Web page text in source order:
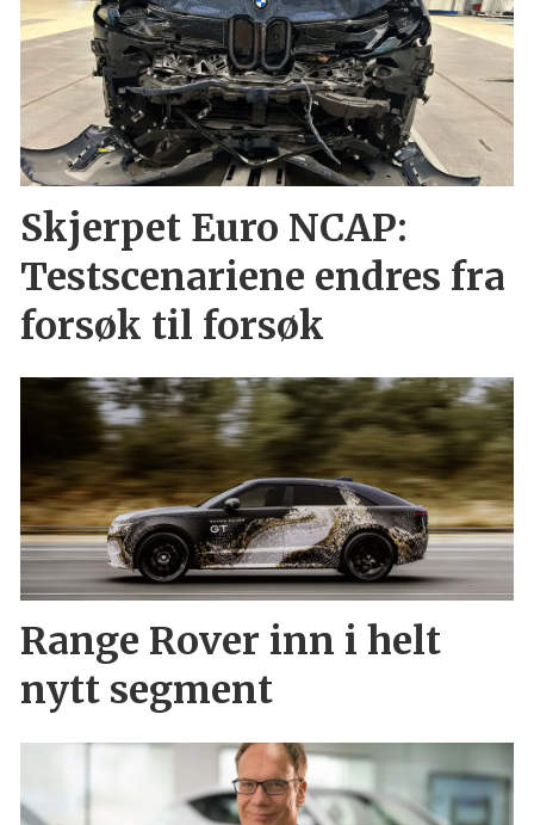
Skjerpet Euro NCAP:
Testscenariene endres fra
forsøk til forsøk
Range Rover inn i helt
nytt segment